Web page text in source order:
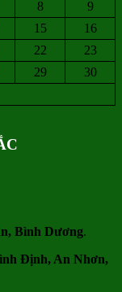
8
9
15
16
22
23
29
30
Bình Dương.
Định, An Nhơn,